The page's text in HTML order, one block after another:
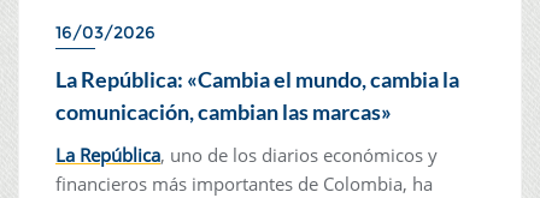
16/03/2026
La República: «Cambia el mundo, cambia la
comunicación, cambian las marcas»
La República, uno de los diarios económicos y
financieros más importantes de Colombia, ha